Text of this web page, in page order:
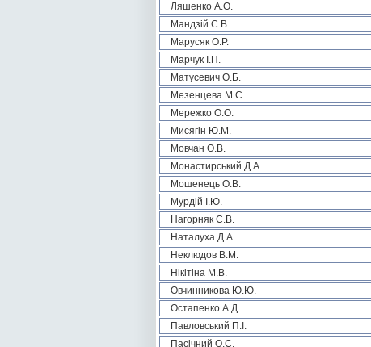
Ляшенко А.О.
Мандзій С.В.
Марусяк О.Р.
Марчук І.П.
Матусевич О.Б.
Мезенцева М.С.
Мережко О.О.
Мисягін Ю.М.
Мовчан О.В.
Монастирський Д.А.
Мошенець О.В.
Мурдій І.Ю.
Нагорняк С.В.
Наталуха Д.А.
Неклюдов В.М.
Нікітіна М.В.
Овчинникова Ю.Ю.
Остапенко А.Д.
Павловський П.І.
Пасічний О.С.